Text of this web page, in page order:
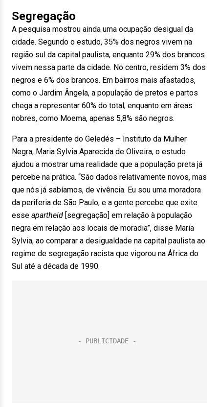
Segregação
A pesquisa mostrou ainda uma ocupação desigual da
cidade. Segundo o estudo, 35% dos negros vivem na
região sul da capital paulista, enquanto 29% dos brancos
vivem nessa parte da cidade. No centro, residem 3% dos
negros e 6% dos brancos. Em bairros mais afastados,
como o Jardim Ângela, a população de pretos e partos
chega a representar 60% do total, enquanto em áreas
nobres, como Moema, apenas 5,8% são negros.
Para a presidente do Geledés – Instituto da Mulher
Negra, Maria Sylvia Aparecida de Oliveira, o estudo
ajudou a mostrar uma realidade que a população preta já
percebe na prática. “São dados relativamente novos, mas
que nós já sabíamos, de vivência. Eu sou uma moradora
da periferia de São Paulo, e a gente percebe que exite
esse apartheid [segregação] em relação à população
negra em relação aos locais de moradia”, disse Maria
Sylvia, ao comparar a desigualdade na capital paulista ao
regime de segregação racista que vigorou na África do
Sul até a década de 1990.